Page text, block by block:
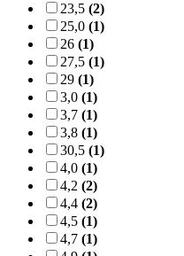
23,5 (2)
25,0 (1)
26 (1)
27,5 (1)
29 (1)
3,0 (1)
3,7 (1)
3,8 (1)
30,5 (1)
4,0 (1)
4,2 (2)
4,4 (2)
4,5 (1)
4,7 (1)